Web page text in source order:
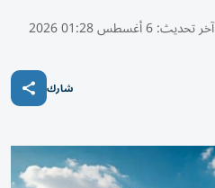
آخر تحديث:6 أغسطس 01:28 2026
شارك